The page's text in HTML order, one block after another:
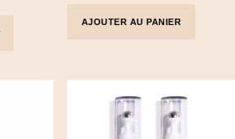
AJOUTER AU PANIER